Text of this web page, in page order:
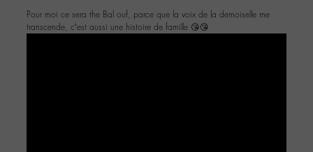
Pour moi ce sera the Bal ouf, parce que la voix de la demoiselle me
transcende, c’est aussi une histoire de famille 😘😘